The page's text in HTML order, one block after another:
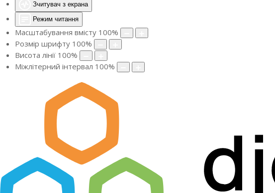
Зчитувач з екрана
Режим читання
Масштабування вмісту 100%
Розмір шрифту 100%
Висота лінії 100%
Міжлітерний інтервал 100%